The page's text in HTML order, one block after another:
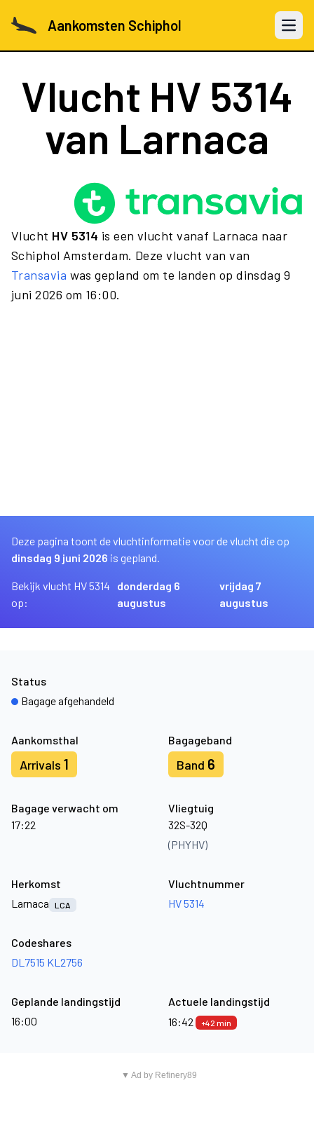
Aankomsten Schiphol Open
Vlucht HV 5314
van Larnaca
Vlucht HV 5314 is een vlucht vanaf Larnaca naar
Schiphol Amsterdam. Deze vlucht van van
Transavia was gepland om te landen op dinsdag 9
juni 2026 om 16:00.
Deze pagina toont de vluchtinformatie voor de vlucht die op
dinsdag 9 juni 2026 is gepland.
Bekijk vlucht HV 5314
op:
donderdag 6
augustus
vrijdag 7
augustus
Aankomsthal
Arrivals 1
Bagageband
Band 6
Bagage verwacht om
17:22
Vliegtuig
32S-32Q
(PHYHV)
Status
Bagage afgehandeld
Herkomst
Larnaca
LCA
Vluchtnummer
HV 5314
Codeshares
DL7515 KL2756
Geplande landingstijd
16:00
Actuele landingstijd
16:42
+42 min
▼ Ad by Refinery89